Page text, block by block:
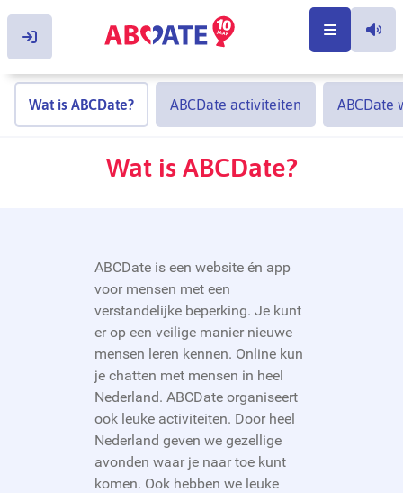
Inloggen
Inloggen
Jouw e-mailadres
Jouw wachtwoord
Wachtwoord vergeten?
Wat is ABCDate? ABCDate activiteiten ABCDate
Wat is ABCDate?
ABCDate is een website én app
voor mensen met een
verstandelijke beperking. Je kunt
er op een veilige manier nieuwe
mensen leren kennen. Online kun
je chatten met mensen in heel
Nederland. ABCDate organiseert
ook leuke activiteiten. Door heel
Nederland geven we gezellige
avonden waar je naar toe kunt
komen. Ook hebben we leuke